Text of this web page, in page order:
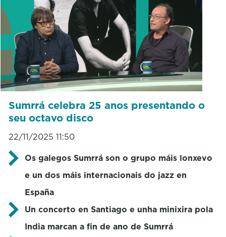
Sumrrá celebra 25 anos presentando o
seu octavo disco
22/11/2025 11:50
Os galegos Sumrrá son o grupo máis lonxevo
e un dos máis internacionais do jazz en
España
Un concerto en Santiago e unha minixira pola
India marcan a fin de ano de Sumrrá